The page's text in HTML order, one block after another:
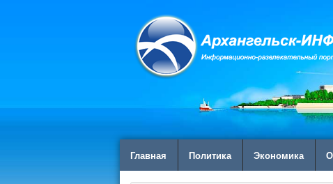
Главная Политика Экономика